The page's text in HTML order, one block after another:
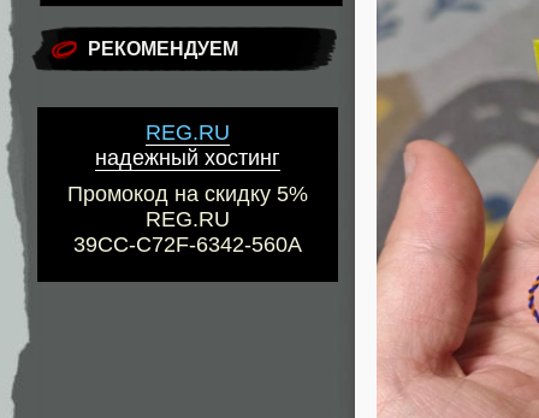
РЕКОМЕНДУЕМ
REG.RU
надежный хостинг
Промокод на скидку 5%
REG.RU
39CC-C72F-6342-560A